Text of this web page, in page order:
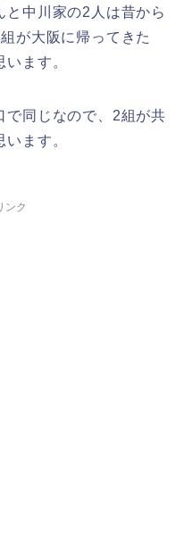
中川家の2人は昔から
が大阪に帰ってきた
ます。
で同じなので、2組が共
ます。
ンク